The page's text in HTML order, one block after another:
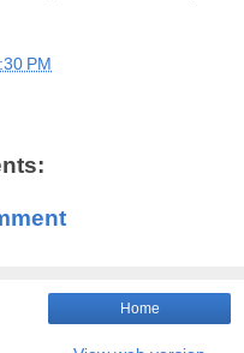
PM
Home